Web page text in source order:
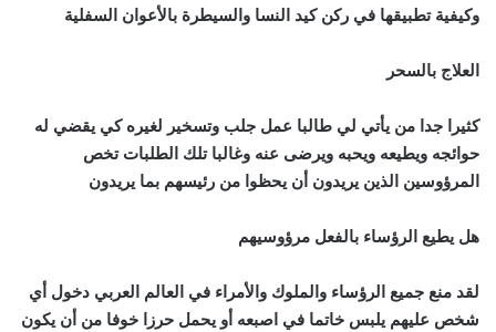
وكيفية تطبيقها في ركن كيد النسا والسيطرة بالأعوان السفلية
العلاج بالسحر
كثيرا جدا من يأتي لي طالبا عمل جلب وتسخير لغيره كي يقضي له
حوائجه ويطيعه ويحبه ويرضى عنه وغالبا تلك الطلبات تخص
المرؤوسين الذين يريدون أن يحظوا من رئيسهم بما يريدون
هل يطيع الرؤساء بالفعل مرؤوسيهم
لقد منع جميع الرؤساء والملوك والأمراء في العالم العربي دخول أي
شخص عليهم يلبس خاتما في اصبعه أو يحمل حرزا خوفا من أن يكون